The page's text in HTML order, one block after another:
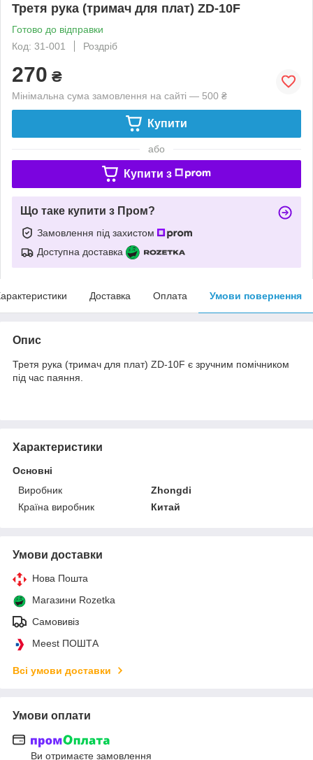
Третя рука (тримач для плат) ZD-10F
Готово до відправки
Код: 31-001
Роздріб
270 ₴
Мінімальна сума замовлення на сайті — 500 ₴
Купити
або
Купити з
Що таке купити з Пром?
Замовлення під захистом
Доступна доставка
Доставка Оплата Умови повернення
Опис
Третя рука (тримач для плат) ZD-10F є зручним помічником
під час паяння.
Характеристики
Основні
Виробник
Zhongdi
Країна виробник
Китай
Умови доставки
Нова Пошта
Магазини Rozetka
Самовивіз
Meest ПОШТА
Всі умови доставки
Умови оплати
Ви отримаєте замовлення